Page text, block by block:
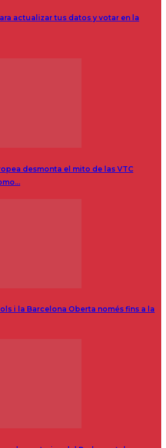
actualizar tus datos y votar en la
desmonta el mito de las VTC
i la Barcelona Oberta només fins a la